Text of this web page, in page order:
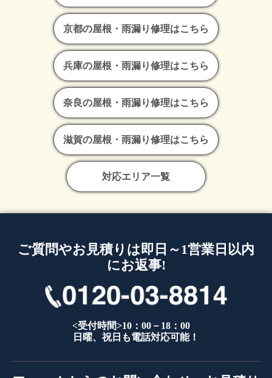
京都の屋根・雨漏り修理はこちら
兵庫の屋根・雨漏り修理はこちら
奈良の屋根・雨漏り修理はこちら
滋賀の屋根・雨漏り修理はこちら
対応エリア一覧
ご質問やお見積りは即日～1営業日以内
にお返事!
<受付時間>10：00－18：00
日曜、祝日も電話対応可能！